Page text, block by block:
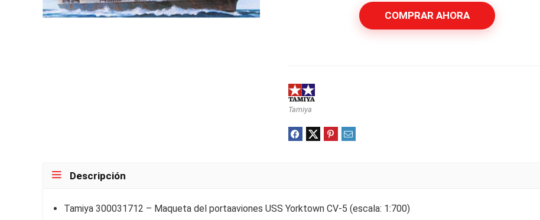
COMPRAR AHORA
Tamiya
Descripción
Tamiya 300031712 – Maqueta del portaaviones USS Yorktown CV-5 (escala: 1:700)